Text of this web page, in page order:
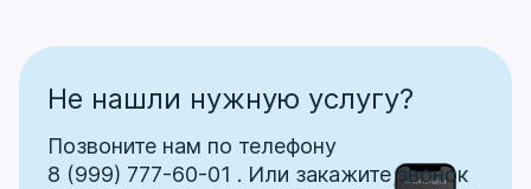
Не нашли нужную услугу?
Позвоните нам по телефону
8 (999) 777-60-01 . Или закажите звонок